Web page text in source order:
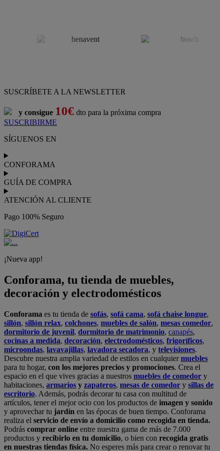
SUSCRÍBETE A LA NEWSLETTER
y consigue 10€ dto para la próxima compra
SUSCRIBIRME
SÍGUENOS EN
CONFORAMA
GUÍA DE COMPRA
ATENCIÓN AL CLIENTE
Pago 100% Seguro
¡Nueva app!
Conforama, tu tienda de muebles,
decoración y electrodomésticos
Conforama es tu tienda de sofás, sofá cama, sofá chaise longue,
sillón, sillón relax, colchones, muebles de salón, mesas comedor,
dormitorio de juvenil, dormitorio de matrimonio, canapés,
cocinas a medida, decoración, electrodomésticos, frigoríficos,
microondas, lavavajillas, lavadora secadora, y televisiones.
Descubre nuestra amplia variedad de estilos en cualquiermuebles
para tu hogar, con los mejores precios y promociones. Crea el
espacio en el que vives gracias a nuestros muebles de comedor y
habitaciones, armarios y zapateros, mesas de comedor y sillas de
escritorio. Además, podrás decorar tu casa con multitud de
artículos, tener el mejor ocio con los productos de imagen y sonido
y aprovechar tu jardín en las épocas de buen tiempo. Conforama
realiza el servicio de envío a domicilio como recogida en tienda.
Podrás comprar online entre nuestra gama de más de 7.000
productos y recibirlo en tu domicilio, o bien con recogida gratis
en nuestras tiendas física. No esperes más para crear o renovar tu